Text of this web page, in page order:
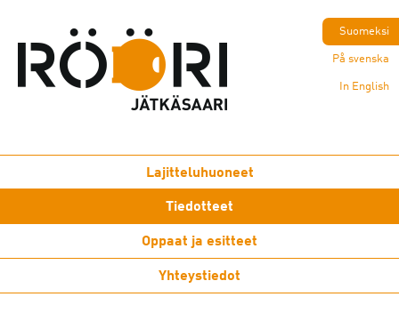
Suomeksi
På svenska
In English
Lajitteluhuoneet
Tiedotteet
Oppaat ja esitteet
Yhteystiedot